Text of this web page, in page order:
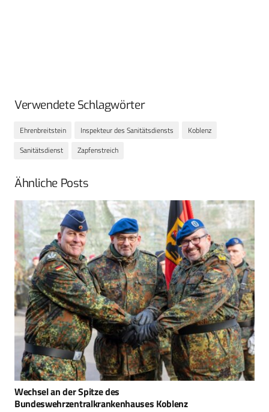
Verwendete Schlagwörter
Ehrenbreitstein Inspekteur des Sanitätsdiensts
Koblenz
Sanitätsdienst
Zapfenstreich
Ähnliche Posts
Wechsel an der Spitze des
Bundeswehrzentralkrankenhauses Koblenz